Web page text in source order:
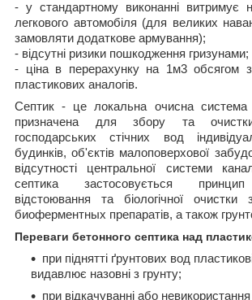
- у стандартному виконанні витримує
легкового автомобіля (для великих
замовляти додаткове армування);
- відсутні ризики пошкодження гризунами;
- ціна в перерахунку на 1м3обсягом
пластикових аналогів.
Септик - це локальна очисна система
призначена для збору та
господарських стічних вод
будинків, об'єктів малоповерхової
відсутності центральної системи
септика застосовується принцип
відстоювання та біологічної очистки
биоферментных препаратів, а також
Переваги бетонного септика над
при піднятті ґрунтових вод
видавлює назовні з грунту;
при відкачуванні або невикористання